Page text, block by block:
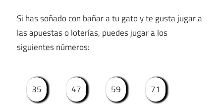
Si has soñado con bañar a tu gato y te gusta jugar a
las apuestas o loterías, puedes jugar a los
siguientes números:
35 47 59 71